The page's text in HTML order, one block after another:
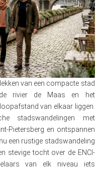
van een compacte stad
rivier de Maas en het
van elkaar liggen.
stadswandelingen met
Pietersberg en ontspannen
een rustige stadswandeling
stevige tocht over de ENCI-
van elk niveau iets